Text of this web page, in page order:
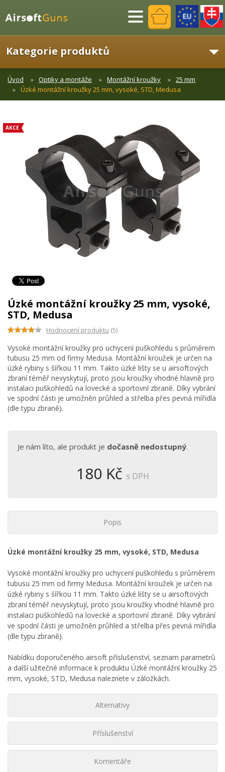
Menu
Kategorie produktů
Úvod Optiky a montáže Montážní kroužky
25 mm
Úzké montážní kroužky 25 mm, vysoké, STD, Medusa
AKCE
Úzké montážní kroužky 25 mm, vysoké,
STD, Medusa
Hodnocení produktu (5)
Vysoké montážní kroužky pro uchycení puškohledu s průměrem
tubusu 25 mm od firmy Medusa. Montážní kroužek je určen na
úzké rybiny s šířkou 11 mm. Takto úzké lišty se u airsoftových
zbraní téměř nevyskytují, proto jsou kroužky vhodné hlavně pro
instalaci puškohledů na lovecké a sportovní zbraně. Díky vybrání
ve spodní části je umožněn průhled a střelba přes pevná mířidla
(dle typu zbraně).
Je nám líto, ale produkt je dočasně nedostupný.
180 Kč s DPH
Popis
Úzké montážní kroužky 25 mm, vysoké, STD, Medusa
Vysoké montážní kroužky pro uchycení puškohledu s průměrem
tubusu 25 mm od firmy Medusa. Montážní kroužek je určen na
úzké rybiny s šířkou 11 mm. Takto úzké lišty se u airsoftových
zbraní téměř nevyskytují, proto jsou kroužky vhodné hlavně pro
instalaci puškohledů na lovecké a sportovní zbraně. Díky vybrání
ve spodní části je umožněn průhled a střelba přes pevná mířidla
(dle typu zbraně).
Nabídku doporučeného airsoft příslušenství, seznam parametrů
a další užitečné informace k produktu Úzké montážní kroužky 25
mm, vysoké, STD, Medusa naleznete v záložkách.
Alternativy
Příslušenství
Komentáře